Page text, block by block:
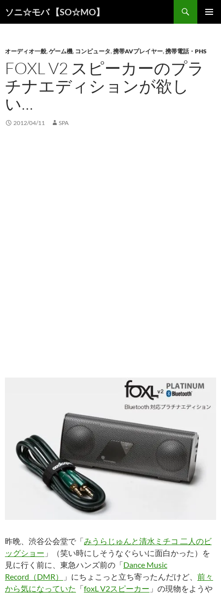
ソニ☆モバ 【SO☆MO】
索
ン
ツ
ス
キ
ッ
プ
オーディオ一般,ゲーム機, コンピュータ,携帯AVプレイヤー,携帯電話・PHS
FOXL V2 スピーカーのプラ
チナエディションが欲し
い…
2012/04/11 SPA
昨晩、渋谷公会堂で「みうらじゅんと清水ミチコ 二人のビ
ッグショー 」（笑い時にしそうなぐらいに面白かった）を
見に行く前に、東急ハンズ前の「Dance Music
Record（DMR）
」にちょこっと立ち寄ったんだけど、 前々
から気になっていた 「foxL V2スピーカー 」の現物をようや